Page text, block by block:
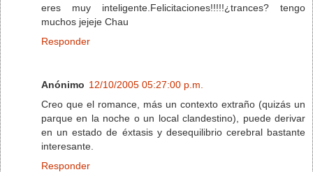
eres muy inteligente.Felicitaciones!!!!!¿trances? tengo
muchos jejeje Chau
Responder
Anónimo 12/10/2005 05:27:00 p.m.
Creo que el romance, más un contexto extraño (quizás un
parque en la noche o un local clandestino), puede derivar
en un estado de éxtasis y desequilibrio cerebral bastante
interesante.
Responder